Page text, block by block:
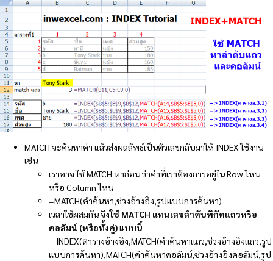
MATCH จะค้นหาค่า แล้วส่งผลลัพธ์เป็นตัวเลขกลับมาให้ INDEX ใช้งาน
เช่น
เราอาจ ใช้ MATCH หาก่อน ว่าคำที่เราต้องการอยู่ใน Row ไหน
หรือ Column ไหน
=MATCH(คำค้นหา,ช่วงอ้างอิง,รูปแบบการค้นหา)
เวลาใช้ผสมกัน จึงใช้ MATCH แทนเลขลำดับพิกัดแถวหรือ
คอลัมน์ (หรือทั้งคู่)แบบนี้
= INDEX(ตารางอ้างอิง,MATCH(คำค้นหาแถว,ช่วงอ้างอิงแถว,รูป
แบบการค้นหา),MATCH(คำค้นหาคอลัมน์,ช่วงอ้างอิงคอลัมน์,รูป